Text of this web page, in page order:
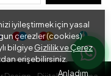
iyileştirmek için yasal
çerezler (cookies)
bilgiyeGizlilik ve Çerez
erişebilirsiniz.
Anladım